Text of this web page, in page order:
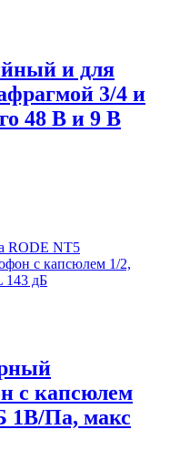
и для
3/4 и
48 В и 9 В
с капсюлем
1В/Па, макс